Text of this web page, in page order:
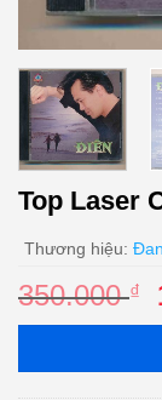
Top Laser
Thương hiệu:
350.000₫